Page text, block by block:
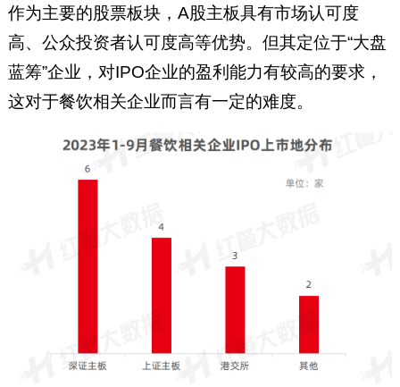
作为主要的股票板块，A股主板具有市场认可度
高、公众投资者认可度高等优势。但其定位于“大盘
蓝筹”企业，对IPO企业的盈利能力有较高的要求，
这对于餐饮相关企业而言有一定的难度。